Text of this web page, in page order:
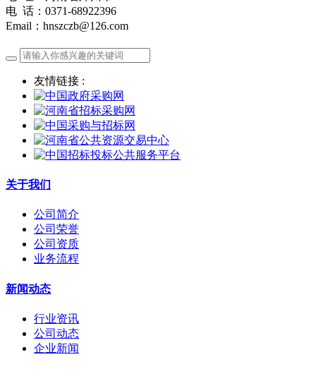
电 话：0371-68922396
Email：hnszczb@126.com
友情链接 :
关于我们
公司简介
公司荣誉
公司资质
业务流程
新闻动态
行业资讯
公司动态
企业新闻